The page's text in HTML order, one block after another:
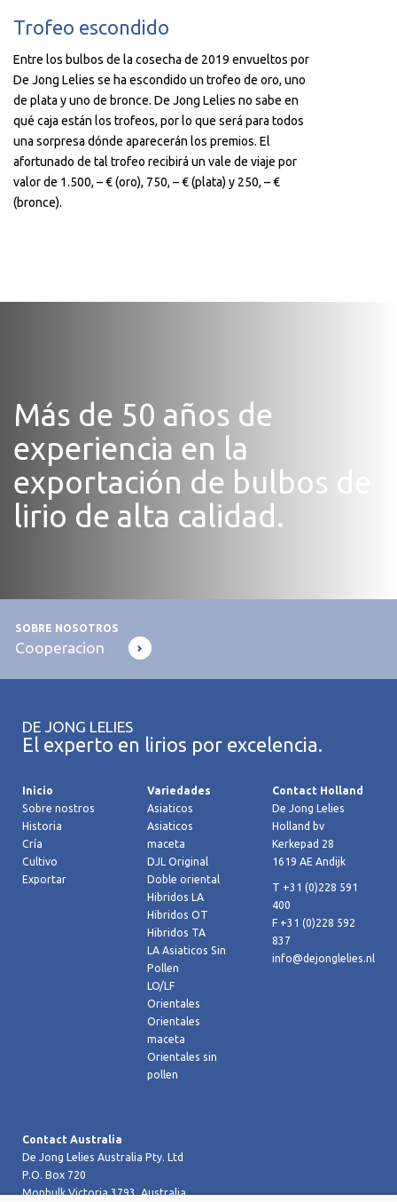
Trofeo escondido
Entre los bulbos de la cosecha de 2019 envueltos por
De Jong Lelies se ha escondido un trofeo de oro, uno
de plata y uno de bronce. De Jong Lelies no sabe en
qué caja están los trofeos, por lo que será para todos
una sorpresa dónde aparecerán los premios. El
afortunado de tal trofeo recibirá un vale de viaje por
valor de 1.500, – € (oro), 750, – € (plata) y 250, – €
(bronce).
Más de 50 años de
experiencia en la
exportación de bulbos de
lirio de alta calidad.
SOBRE NOSOTROS
Cooperacion
DE JONG LELIES
El experto en lirios por excelencia.
Inicio
Sobre nostros
Historia
Cría
Cultivo
Exportar
Variedades
Asiaticos
Asiaticos
maceta
DJL Original
Doble oriental
Hibridos LA
Hibridos OT
Hibridos TA
LA Asiaticos Sin
Pollen
LO/LF
Orientales
Orientales
maceta
Orientales sin
pollen
Contact Holland
De Jong Lelies
Holland bv
Kerkepad 28
1619 AE Andijk
T +31 (0)228 591
400
F +31 (0)228 592
837
info@dejonglelies.nl
Contact Australia
De Jong Lelies Australia Pty. Ltd
P.O. Box 720
Monbulk Victoria 3793, Australia